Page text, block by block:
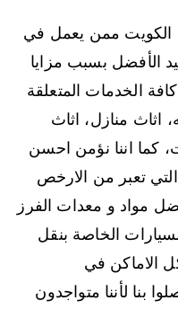
الكويت ممن يعمل في
الأفضل بسبب مزايا
الخدمات المتعلقة
اثاث منازل، اثاث
كما اننا نؤمن احسن
تعبر من الارخص
مواد و معدات الفرز
الخاصة بنقل
الاماكن في
بنا لأننا متواجدون